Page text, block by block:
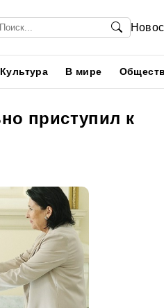
Культура В мире
приступил к